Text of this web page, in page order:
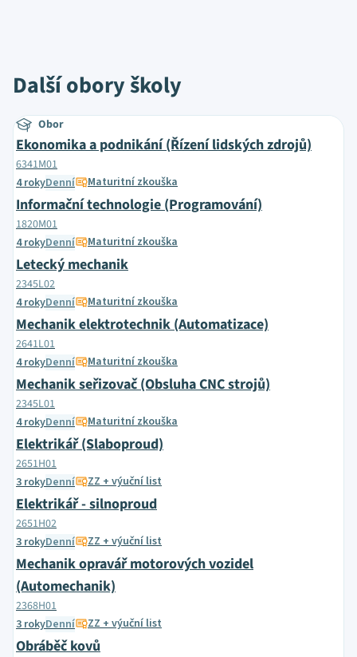
Další obory školy
Obor
Ekonomika a podnikání (Řízení lidských zdrojů)
6341M01
4 rokyDenní Maturitní zkouška
Informační technologie (Programování)
1820M01
4 rokyDenní Maturitní zkouška
Letecký mechanik
2345L02
4 rokyDenní Maturitní zkouška
Mechanik elektrotechnik (Automatizace)
2641L01
4 rokyDenní Maturitní zkouška
Mechanik seřizovač (Obsluha CNC strojů)
2345L01
4 rokyDenní Maturitní zkouška
Elektrikář (Slaboproud)
2651H01
3 rokyDenní ZZ + výuční list
Elektrikář - silnoproud
2651H02
3 rokyDenní ZZ + výuční list
Mechanik opravář motorových vozidel
(Automechanik)
2368H01
3 rokyDenní ZZ + výuční list
Obráběč kovů